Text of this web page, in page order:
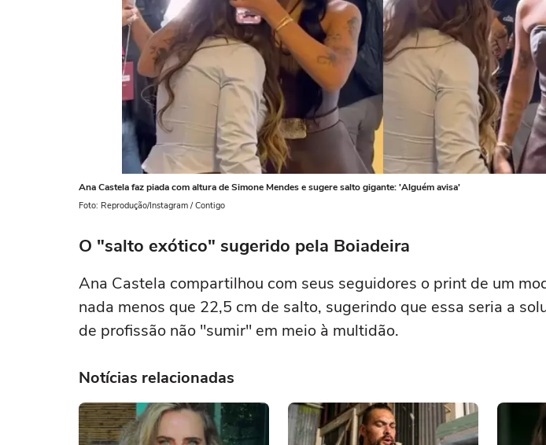
Ana Castela faz piada com altura de Simone Mendes e sugere salto gigante: 'Alguém avisa'
Foto: Reprodução/Instagram / Contigo
O "salto exótico" sugerido pela Boiadeira
Ana Castela compartilhou com seus seguidores o print de um
nada menos que 22,5 cm de salto, sugerindo que essa seria a
de profissão não "sumir" em meio à multidão.
Notícias relacionadas